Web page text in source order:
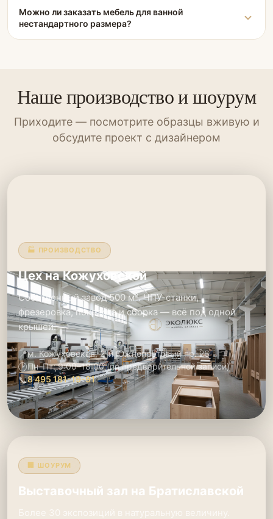
Можно ли заказать мебель для ванной
нестандартного размера?
Наше производство и шоурум
Приходите — посмотрите образцы вживую и
обсудите проект с дизайнером
🏭 ПРОИЗВОДСТВО
Цех на Кожуховской
Собственный завод 500 м². ЧПУ-станки,
фрезеровка, покраска и сборка — всё под одной
крышей.
📍м. Кожуховская, 2-й Южнопортовый пр. 26
🕑Пн–Пт: 9:00–18:00 (по предварительной записи)
📞8 495 181-19-91
🏢 ШОУРУМ
Выставочный зал на Братиславской
Более 30 экспозиций в натуральную величину.